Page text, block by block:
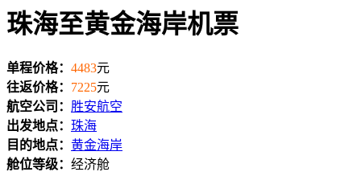
珠海至黄金海岸机票
单程价格： 4483元
往返价格： 7225元
航空公司： 胜安航空
出发地点： 珠海
目的地点： 黄金海岸
舱位等级： 经济舱